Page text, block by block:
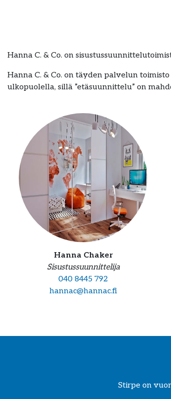
Hanna C. & Co. on
Hanna C. & Co. on täyden palvelun
ulkopuolella, sillä ”etäsuunnittelu” on
Hanna Chaker
Sisustussuunnittelija
040 8445 792
hannac@hannac.fi
Stirpe on